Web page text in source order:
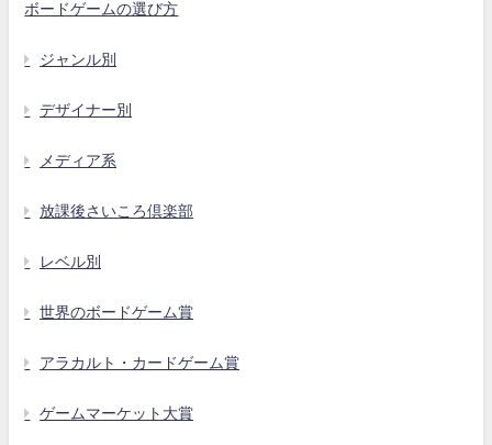
ボードゲームの選び方
ジャンル別
デザイナー別
メディア系
放課後さいころ倶楽部
レベル別
世界のボードゲーム賞
アラカルト・カードゲーム賞
ゲームマーケット大賞